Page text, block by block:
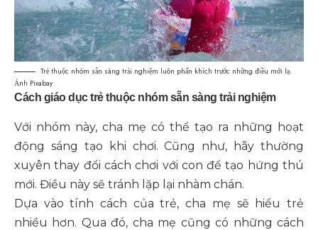
Trẻ thuộc nhóm sẵn sàng trải nghiệm luôn phấn khích trước những điều mới lạ.
Ảnh Pixabay
Cách giáo dục trẻ thuộc nhóm sẵn sàng trải nghiệm
Với nhóm này, cha mẹ có thể tạo ra những hoạt
động sáng tạo khi chơi. Cũng như, hãy thường
xuyên thay đổi cách chơi với con để tạo hứng thú
mới. Điều này sẽ tránh lặp lại nhàm chán.
Dựa vào tính cách của trẻ, cha mẹ sẽ hiểu trẻ
nhiều hơn. Qua đó, cha mẹ cũng có những cách